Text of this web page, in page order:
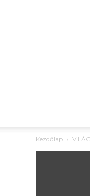
Kezdőlap VILÁG